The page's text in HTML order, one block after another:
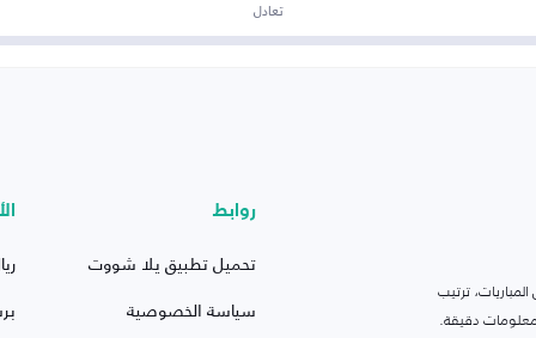
تعادل
ترتيب
دقيقة.
روابط
تحميل تطبيق يلا شووت
سياسة الخصوصية